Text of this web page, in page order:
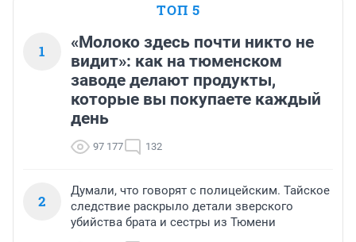
ТОП 5
1
«Молоко здесь почти никто не
видит»: как на тюменском
заводе делают продукты,
которые вы покупаете каждый
день
97 177 132
2
Думали, что говорят с полицейским. Тайское
следствие раскрыло детали зверского
убийства брата и сестры из Тюмени